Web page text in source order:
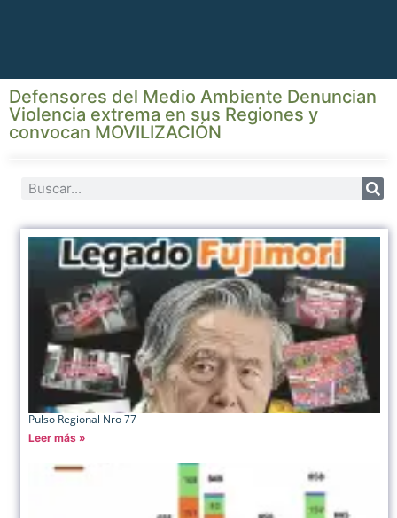
Defensores del Medio Ambiente Denuncian
Violencia extrema en sus Regiones y
convocan MOVILIZACIÓN
Pulso Regional Nro 77
Leer más »